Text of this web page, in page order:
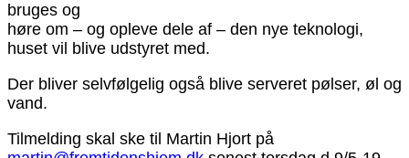
bruges og
høre om – og opleve dele af – den nye teknologi,
huset vil blive udstyret med.
Der bliver selvfølgelig også blive serveret pølser, øl og
vand.
Tilmelding skal ske til Martin Hjort på